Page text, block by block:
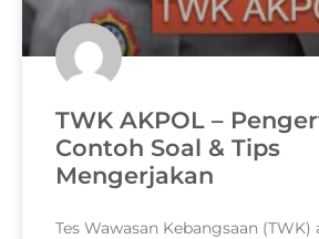
TWK AKPOL –
Contoh Soal & Tips
Mengerjakan
Tes Wawasan Kebangsaan